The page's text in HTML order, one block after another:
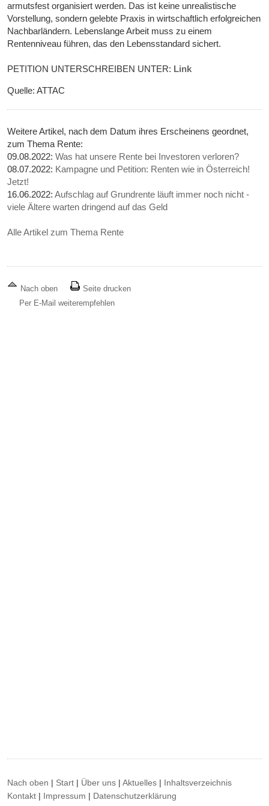
armutsfest organisiert werden. Das ist keine unrealistische
Vorstellung, sondern gelebte Praxis in wirtschaftlich erfolgreichen
Nachbarländern. Lebenslange Arbeit muss zu einem
Rentenniveau führen, das den Lebensstandard sichert.
PETITION UNTERSCHREIBEN UNTER: Link
Quelle: ATTAC
Weitere Artikel, nach dem Datum ihres Erscheinens geordnet,
zum Thema Rente:
09.08.2022:Was hat unsere Rente bei Investoren verloren?
08.07.2022: Kampagne und Petition: Renten wie in Österreich!
Jetzt!
16.06.2022:Aufschlag auf Grundrente läuft immer noch nicht -
viele Ältere warten dringend auf das Geld
Alle Artikel zum Thema Rente
Nach oben
Seite drucken
Per E-Mail weiterempfehlen
Nach oben | Start | Über uns |Aktuelles | Inhaltsverzeichnis
Kontakt | Impressum | Datenschutzerklärung